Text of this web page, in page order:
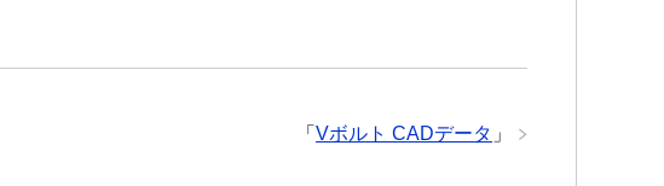
「 Vボルト CADデータ 」